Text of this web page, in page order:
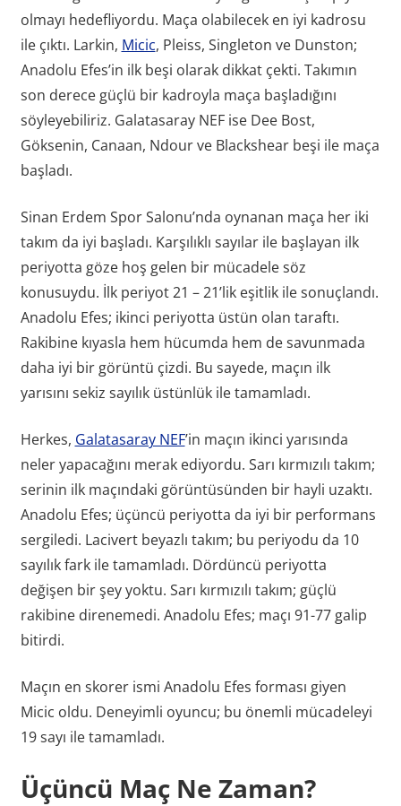
olmayı hedefliyordu. Maça olabilecek en iyi kadrosu
ile çıktı. Larkin, Micic, Pleiss, Singleton ve Dunston;
Anadolu Efes’in ilk beşi olarak dikkat çekti. Takımın
son derece güçlü bir kadroyla maça başladığını
söyleyebiliriz. Galatasaray NEF ise Dee Bost,
Göksenin, Canaan, Ndour ve Blackshear beşi ile maça
başladı.
Sinan Erdem Spor Salonu’nda oynanan maça her iki
takım da iyi başladı. Karşılıklı sayılar ile başlayan ilk
periyotta göze hoş gelen bir mücadele söz
konusuydu. İlk periyot 21 – 21’lik eşitlik ile sonuçlandı.
Anadolu Efes; ikinci periyotta üstün olan taraftı.
Rakibine kıyasla hem hücumda hem de savunmada
daha iyi bir görüntü çizdi. Bu sayede, maçın ilk
yarısını sekiz sayılık üstünlük ile tamamladı.
Herkes, Galatasaray NEF’in maçın ikinci yarısında
neler yapacağını merak ediyordu. Sarı kırmızılı takım;
serinin ilk maçındaki görüntüsünden bir hayli uzaktı.
Anadolu Efes; üçüncü periyotta da iyi bir performans
sergiledi. Lacivert beyazlı takım; bu periyodu da 10
sayılık fark ile tamamladı. Dördüncü periyotta
değişen bir şey yoktu. Sarı kırmızılı takım; güçlü
rakibine direnemedi. Anadolu Efes; maçı 91-77 galip
bitirdi.
Maçın en skorer ismi Anadolu Efes forması giyen
Micic oldu. Deneyimli oyuncu; bu önemli mücadeleyi
19 sayı ile tamamladı.
Üçüncü Maç Ne Zaman?